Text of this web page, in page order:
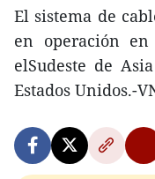
El sistema de
en operación
elSudeste de
Estados Unidos.-